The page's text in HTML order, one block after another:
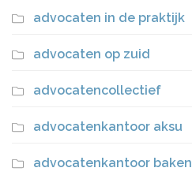
advocaten in de praktijk
advocaten op zuid
advocatencollectief
advocatenkantoor aksu
advocatenkantoor baken